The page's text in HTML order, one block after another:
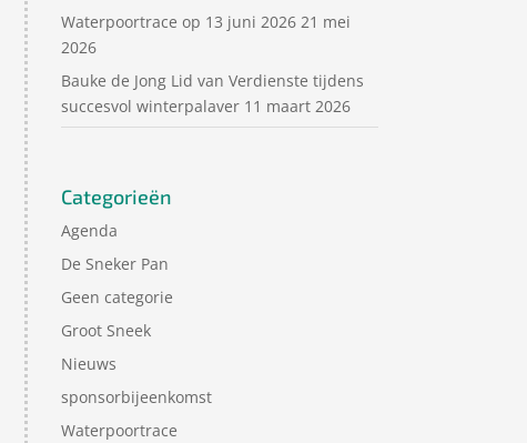
Waterpoortrace op 13 juni 2026 21 mei
2026
Bauke de Jong Lid van Verdienste tijdens
succesvol winterpalaver 11 maart 2026
Categorieën
Agenda
De Sneker Pan
Geen categorie
Groot Sneek
Nieuws
sponsorbijeenkomst
Waterpoortrace